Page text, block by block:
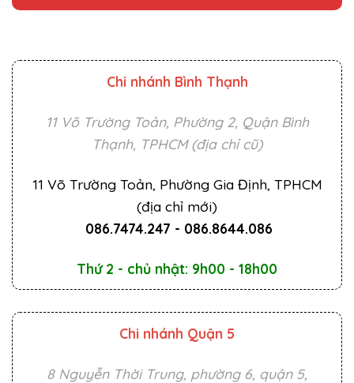
Chi nhánh Bình Thạnh
11 Võ Trường Toản, Phường 2, Quận Bình
Thạnh, TPHCM (địa chỉ cũ)
11 Võ Trường Toản, Phường Gia Định, TPHCM
(địa chỉ mới)
086.7474.247 - 086.8644.086
Thứ 2 - chủ nhật: 9h00 - 18h00
Chi nhánh Quận 5
8 Nguyễn Thời Trung, phường 6, quận 5,